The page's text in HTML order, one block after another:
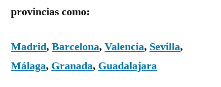
provincias como:
Madrid, Barcelona, Valencia, Sevilla,
Málaga, Granada, Guadalajara